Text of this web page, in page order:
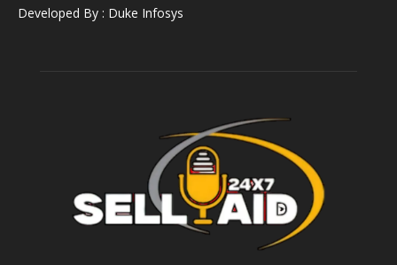
Developed By : Duke Infosys